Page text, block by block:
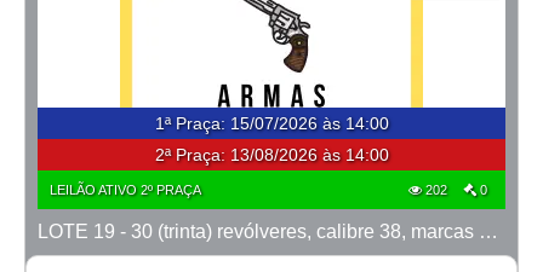
1ª Praça: 15/07/2026 às 14:00
2ª Praça: 13/08/2026 às 14:00
LEILÃO ATIVO 2º PRAÇA 202 0
LOTE 19 - 30 (trinta) revólveres, calibre 38, marcas Taurus e Rossi